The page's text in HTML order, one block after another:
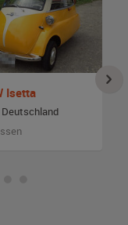
Isetta
Deutschland